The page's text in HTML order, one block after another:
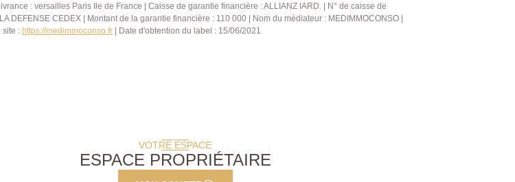
: versailles Paris Ile de France | Caisse de garantie financière : ALLIANZ IARD. | N° de caisse de
DEFENSE CEDEX | Montant de la garantie financière : 110 000 | Nom du médiateur : MEDIMMOCONSO |
site : https://medimmoconso.fr | Date d'obtention du label : 15/06/2021
VOTRE ESPACE
ESPACE PROPRIÉTAIRE